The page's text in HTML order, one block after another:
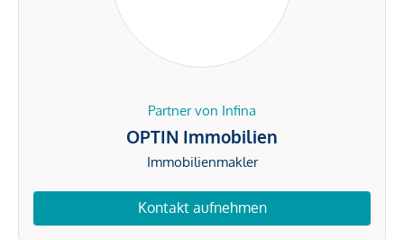
Partner von Infina
OPTIN Immobilien
Immobilienmakler
Kontakt aufnehmen